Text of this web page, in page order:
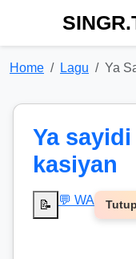
Home Lagu Ya
Ya
kasiyan
📝 💬 WA